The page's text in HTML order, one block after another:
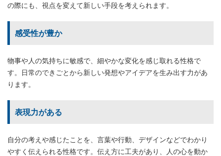
の際にも、視点を変えて新しい手段を考えられます。
感受性が豊か
物事や人の気持ちに敏感で、細やかな変化を感じ取れる性格で
す。日常のできごとから新しい発想やアイデアを生み出す力があ
ります。
表現力がある
自分の考えや感じたことを、言葉や行動、デザインなどでわかり
やすく伝えられる性格です。伝え方に工夫があり、人の心を動か